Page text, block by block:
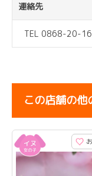
連絡先
TEL 0868-20-
この店舗の他